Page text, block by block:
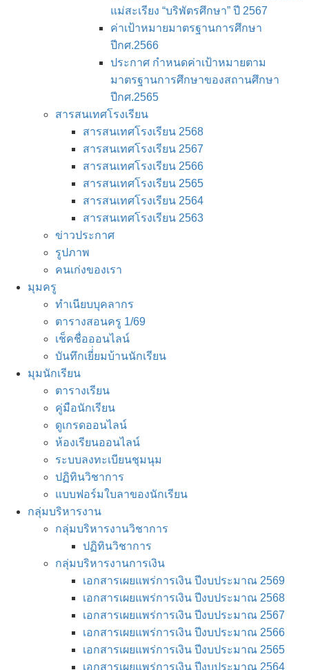
แม่สะเรียง “บริพัตรศึกษา” ปี 2567
ค่าเป้าหมายมาตรฐานการศึกษา
ปีกศ.2566
ประกาศ กำหนดค่าเป้าหมายตาม
มาตรฐานการศึกษาของสถานศึกษา
ปีกศ.2565
สารสนเทศโรงเรียน
สารสนเทศโรงเรียน 2568
สารสนเทศโรงเรียน 2567
สารสนเทศโรงเรียน 2566
สารสนเทศโรงเรียน 2565
สารสนเทศโรงเรียน 2564
สารสนเทศโรงเรียน 2563
ข่าวประกาศ
รูปภาพ
คนเก่งของเรา
มุมครู
ทำเนียบบุคลากร
ตารางสอนครู 1/69
เช็คชื่อออนไลน์
บันทึกเยี่่ยมบ้านนักเรียน
มุมนักเรียน
ตารางเรียน
คู่มือนักเรียน
ดูเกรดออนไลน์
ห้องเรียนออนไลน์
ระบบลงทะเบียนชุมนุม
ปฏิทินวิชาการ
แบบฟอร์มใบลาของนักเรียน
กลุ่มบริหารงาน
กลุ่มบริหารงานวิชาการ
ปฏิทินวิชาการ
กลุ่มบริหารงานการเงิน
เอกสารเผยแพร่การเงิน ปีงบประมาณ 2569
เอกสารเผยแพร่การเงิน ปีงบประมาณ 2568
เอกสารเผยแพร่การเงิน ปีงบประมาณ 2567
เอกสารเผยแพร่การเงิน ปีงบประมาณ 2566
เอกสารเผยแพร่การเงิน ปีงบประมาณ 2565
เอกสารเผยแพร่การเงิน ปีงบประมาณ 2564